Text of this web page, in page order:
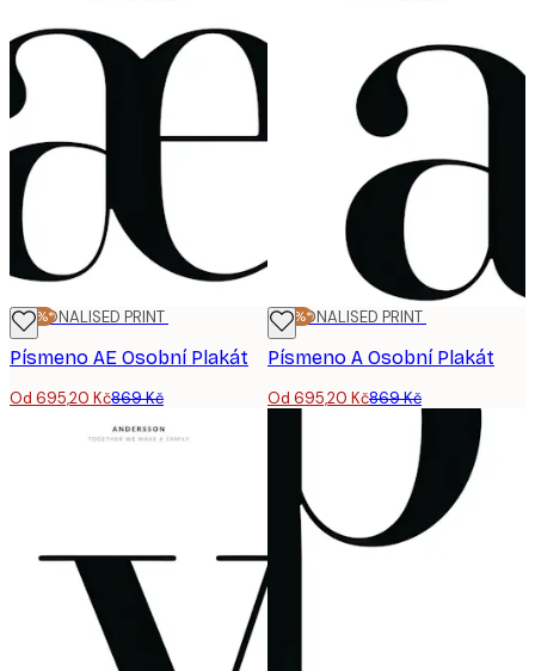
-20%*
PERSONALISED PRINT
Písmeno AE Osobní Plakát
Od 695,20 Kč869 Kč
-20%*
PERSONALISED PRINT
Písmeno A Osobní Plakát
Od 695,20 Kč869 Kč